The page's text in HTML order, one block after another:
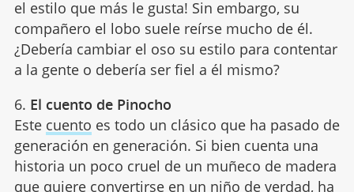
el estilo que más le gusta! Sin embargo, su
compañero el lobo suele reírse mucho de él.
¿Debería cambiar el oso su estilo para contentar
a la gente o debería ser fiel a él mismo?
6. El cuento de Pinocho
Este cuento es todo un clásico que ha pasado de
generación en generación. Si bien cuenta una
historia un poco cruel de un muñeco de madera
que quiere convertirse en un niño de verdad, ha